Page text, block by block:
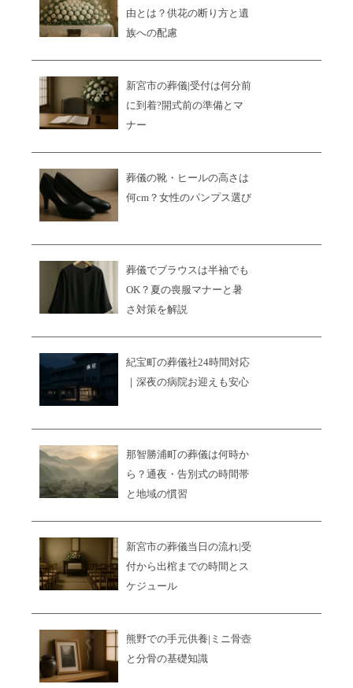
由とは？供花の断り方と遺
族への配慮
新宮市の葬儀|受付は何分前
に到着?開式前の準備とマ
ナー
葬儀の靴・ヒールの高さは
何cm？女性のパンプス選び
葬儀でブラウスは半袖でも
OK？夏の喪服マナーと暑
さ対策を解説
紀宝町の葬儀社24時間対応
｜深夜の病院お迎えも安心
那智勝浦町の葬儀は何時か
ら？通夜・告別式の時間帯
と地域の慣習
新宮市の葬儀当日の流れ|受
付から出棺までの時間とス
ケジュール
熊野での手元供養|ミニ骨壺
と分骨の基礎知識